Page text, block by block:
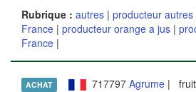
Rubrique : autres | producteur autres
France | producteur orange a jus |
France |
ACHAT 717797 Agrume|